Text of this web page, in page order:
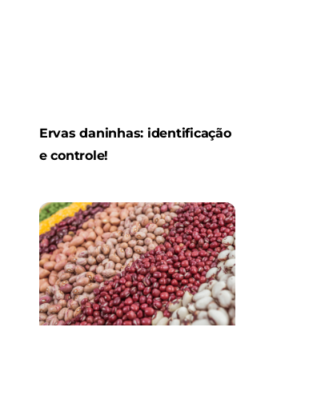
Ervas daninhas: identificação
e controle!